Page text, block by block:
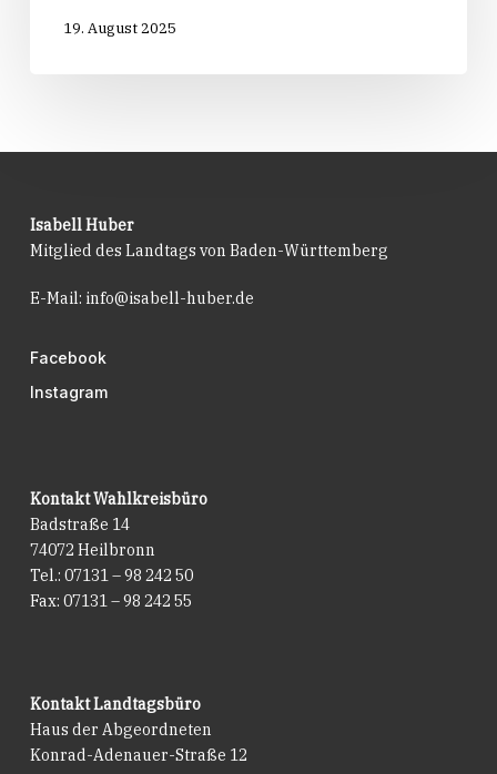
19. August 2025
Isabell Huber
Mitglied des Landtags von Baden-Württemberg
E-Mail: info@isabell-huber.de
Facebook
Instagram
Kontakt Wahlkreisbüro
Badstraße 14
74072 Heilbronn
Tel.: 07131 – 98 242 50
Fax: 07131 – 98 242 55
Kontakt Landtagsbüro
Haus der Abgeordneten
Konrad-Adenauer-Straße 12